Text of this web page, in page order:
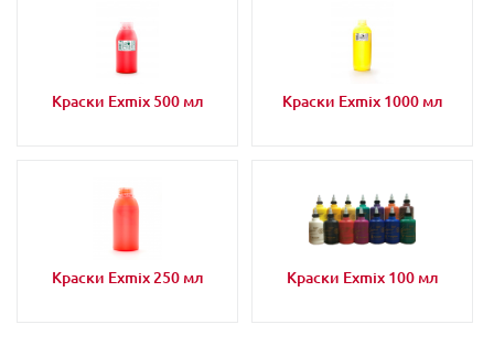
Краски Exmix 500 мл Краски Exmix 1000 мл
Краски Exmix 250 мл Краски Exmix 100 мл